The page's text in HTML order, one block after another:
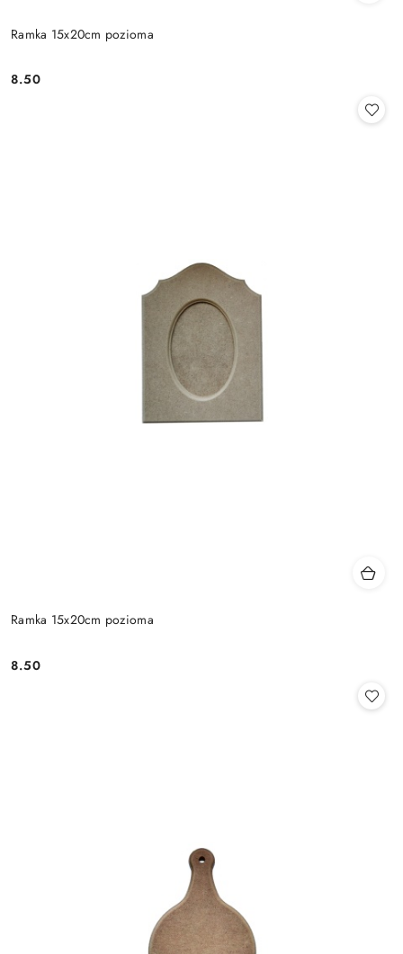
Ramka 15x20cm pozioma
Cena:
8.50
Ramka 15x20cm pozioma
Cena:
8.50